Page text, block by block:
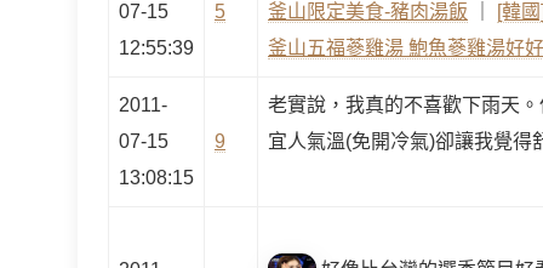
07-15
12:55:39
5
釜山限定美食-豬肉湯飯
[韓
釜山五福蔘雞湯 鮑魚蔘雞湯好
2011-
07-15
13:08:15
9
老實說，我真的不喜歡下雨天
宜人氣溫(免開冷氣)卻讓我覺得